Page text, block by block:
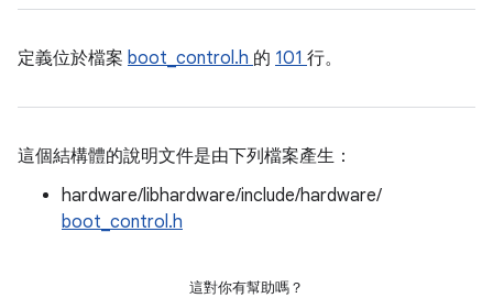
定義位於檔案 boot_control.h 的 101 行。
這個結構體的說明文件是由下列檔案產生：
hardware/libhardware/include/hardware/
boot_control.h
這對你有幫助嗎？